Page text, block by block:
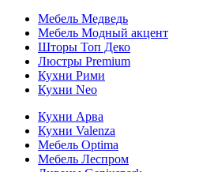
Мебель Медведь
Мебель Модный акцент
Шторы Топ Деко
Люстры Premium
Кухни Рими
Кухни Neo
Кухни Арва
Кухни Valenza
Мебель Optima
Мебель Леспром